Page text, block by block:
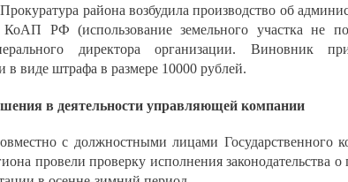
района возбудила производство об
РФ (использование земельного участка не
директора организации. Виновник
в виде штрафа в размере 10000 рублей.
в деятельности управляющей компании
с должностными лицами Государственного
провели проверку исполнения законодательства о